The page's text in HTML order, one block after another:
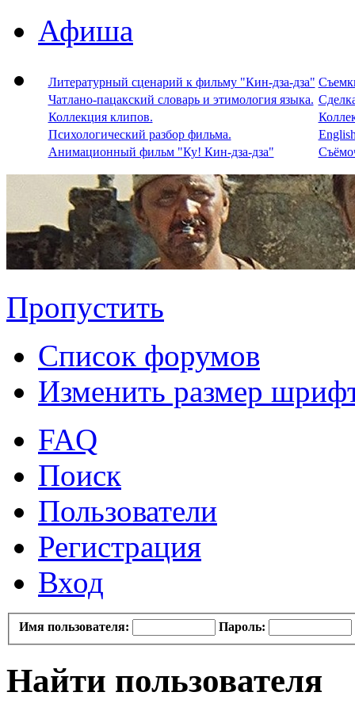
Афиша
Литературный сценарий к фильму "Кин-дза-дза"
Чатлано-пацакский словарь и этимология языка.
Коллекция клипов.
Психологический разбор фильма.
Анимационный фильм "Ку! Кин-дза-дза"
Пропустить
Список форумов
Изменить размер
FAQ
Поиск
Пользователи
Регистрация
Вход
Имя пользователя: Пароль:
Найти пользователя